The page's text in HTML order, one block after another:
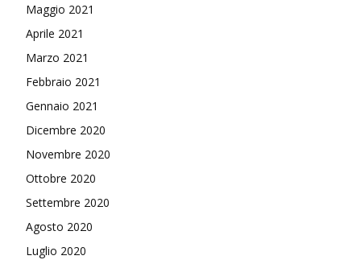
Maggio 2021
Aprile 2021
Marzo 2021
Febbraio 2021
Gennaio 2021
Dicembre 2020
Novembre 2020
Ottobre 2020
Settembre 2020
Agosto 2020
Luglio 2020